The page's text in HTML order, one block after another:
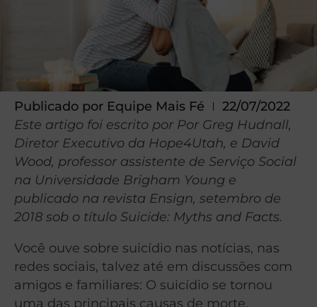
Publicado por Equipe Mais Fé
22/07/2022
Este artigo foi escrito por Por Greg Hudnall,
Diretor Executivo da Hope4Utah, e David
Wood, professor assistente de Serviço Social
na Universidade Brigham Young e
publicado na revista Ensign, setembro de
2018 sob o título Suicide: Myths and Facts.
Você ouve sobre suicídio nas notícias, nas
redes sociais, talvez até em discussões com
amigos e familiares: O suicídio se tornou
uma das principais causas de morte.